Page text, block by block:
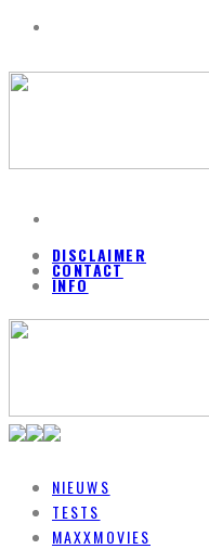
DISCLAIMER
CONTACT
INFO
NIEUWS
TESTS
MAXXMOVIES